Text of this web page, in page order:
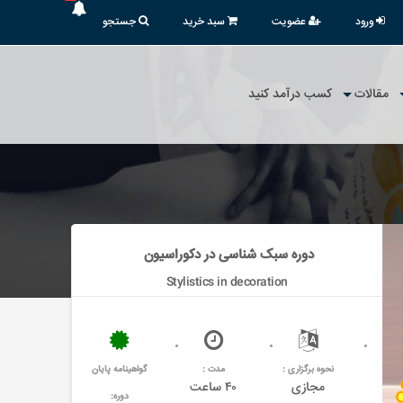
ورود عضویت سبد خرید جستجو
مقالات کسب درآمد کنید
دوره سبک شناسی در دکوراسیون ‌‌‌‌‌‌‌
Stylistics in decoration
نحوه برگزاری :
مجازی
مدت :
۴۰ ساعت
گواهینامه پایان
دوره: